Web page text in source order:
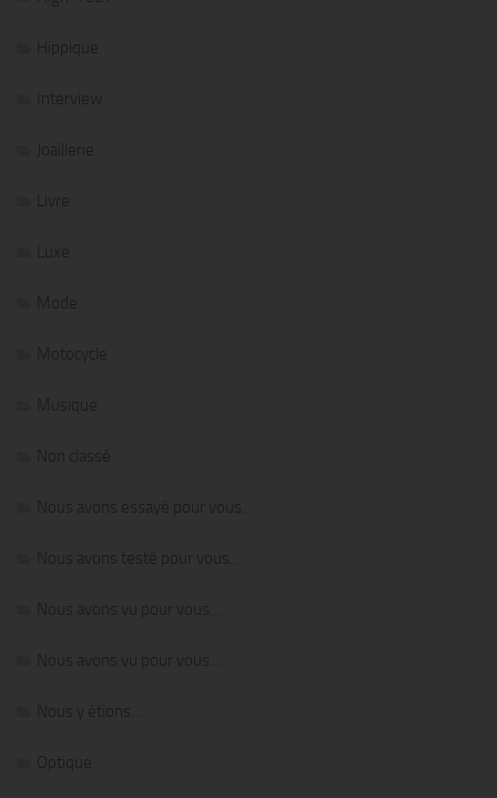
Hippique
Interview
Joaillerie
Livre
Luxe
Mode
Motocycle
Musique
Non classé
Nous avons essayé pour vous…
Nous avons testé pour vous…
Nous avons vu pour vous…
Nous avons vu pour vous…
Nous y étions…
Optique